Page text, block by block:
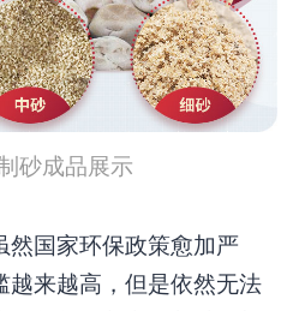
砂成品展示
国家环保政策愈加严
来越高，但是依然无法